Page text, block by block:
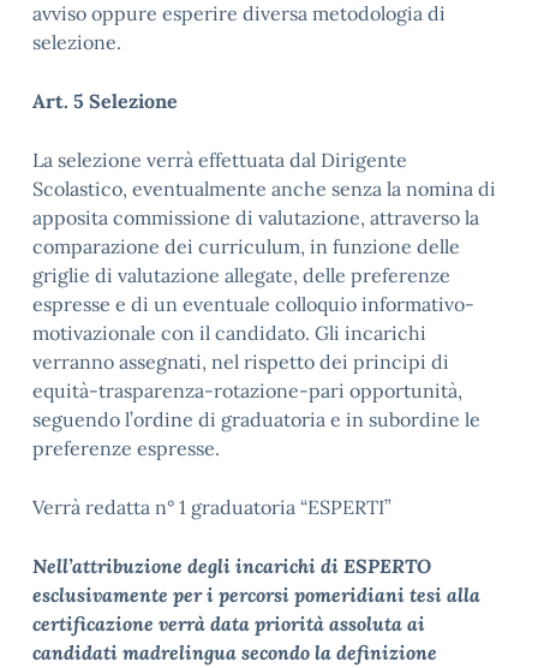
avviso oppure esperire diversa metodologia di
selezione.
Art. 5 Selezione
La selezione verrà effettuata dal Dirigente
Scolastico, eventualmente anche senza la nomina di
apposita commissione di valutazione, attraverso la
comparazione dei curriculum, in funzione delle
griglie di valutazione allegate, delle preferenze
espresse e di un eventuale colloquio informativo-
motivazionale con il candidato. Gli incarichi
verranno assegnati, nel rispetto dei principi di
equità-trasparenza-rotazione-pari opportunità,
seguendo l’ordine di graduatoria e in subordine le
preferenze espresse.
Verrà redatta n° 1 graduatoria “ESPERTI”
Nell’attribuzione degli incarichi di ESPERTO
esclusivamente per i percorsi pomeridiani tesi alla
certificazione verrà data priorità assoluta ai
candidati madrelingua secondo la definizione